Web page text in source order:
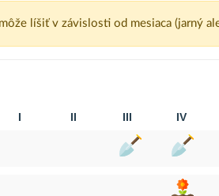
líšiť v závislosti od mesiaca (jarný
I II III IV